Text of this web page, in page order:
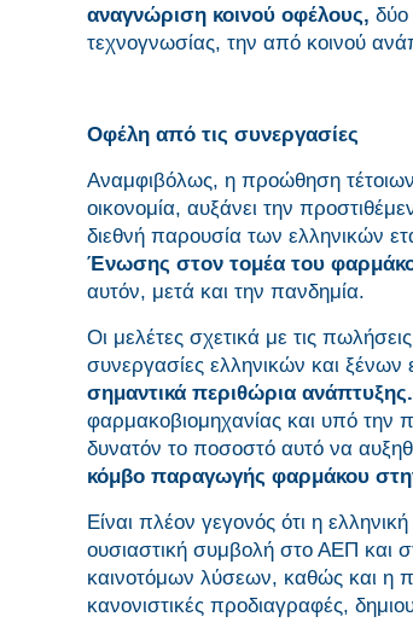
αναγνώριση κοινού οφέλους, δύο
τεχνογνωσίας, την από κοινού
Οφέλη από τις συνεργασίες
Αναμφιβόλως, η προώθηση
οικονομία, αυξάνει την
διεθνή παρουσία των ελληνικών
Ένωσης στον τομέα του
αυτόν, μετά και την πανδημία.
Οι μελέτες σχετικά με τις
συνεργασίες ελληνικών και
σημαντικά περιθώρια ανάπτυξης.
φαρμακοβιομηχανίας και υπό την
δυνατόν το ποσοστό αυτό να
κόμβο παραγωγής φαρμάκου
Είναι πλέον γεγονός ότι η
ουσιαστική συμβολή στο ΑΕΠ και
καινοτόμων λύσεων, καθώς και η
κανονιστικές προδιαγραφές,